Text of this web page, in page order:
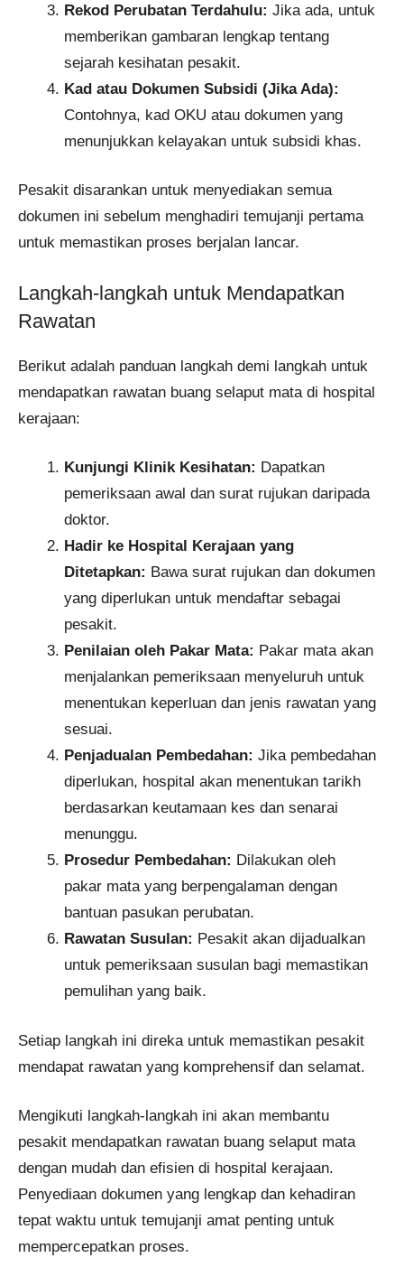
Rekod Perubatan Terdahulu: Jika ada, untuk
memberikan gambaran lengkap tentang
sejarah kesihatan pesakit.
Kad atau Dokumen Subsidi (Jika Ada):
Contohnya, kad OKU atau dokumen yang
menunjukkan kelayakan untuk subsidi khas.
Pesakit disarankan untuk menyediakan semua
dokumen ini sebelum menghadiri temujanji pertama
untuk memastikan proses berjalan lancar.
Langkah-langkah untuk Mendapatkan
Rawatan
Berikut adalah panduan langkah demi langkah untuk
mendapatkan rawatan buang selaput mata di hospital
kerajaan:
Kunjungi Klinik Kesihatan: Dapatkan
pemeriksaan awal dan surat rujukan daripada
doktor.
Hadir ke Hospital Kerajaan yang
Ditetapkan: Bawa surat rujukan dan dokumen
yang diperlukan untuk mendaftar sebagai
pesakit.
Penilaian oleh Pakar Mata: Pakar mata akan
menjalankan pemeriksaan menyeluruh untuk
menentukan keperluan dan jenis rawatan yang
sesuai.
Penjadualan Pembedahan: Jika pembedahan
diperlukan, hospital akan menentukan tarikh
berdasarkan keutamaan kes dan senarai
menunggu.
Prosedur Pembedahan: Dilakukan oleh
pakar mata yang berpengalaman dengan
bantuan pasukan perubatan.
Rawatan Susulan: Pesakit akan dijadualkan
untuk pemeriksaan susulan bagi memastikan
pemulihan yang baik.
Setiap langkah ini direka untuk memastikan pesakit
mendapat rawatan yang komprehensif dan selamat.
Mengikuti langkah-langkah ini akan membantu
pesakit mendapatkan rawatan buang selaput mata
dengan mudah dan efisien di hospital kerajaan.
Penyediaan dokumen yang lengkap dan kehadiran
tepat waktu untuk temujanji amat penting untuk
mempercepatkan proses.